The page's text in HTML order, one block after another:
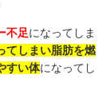
不足になってしま
てしまい脂肪を燃
すい体になってし